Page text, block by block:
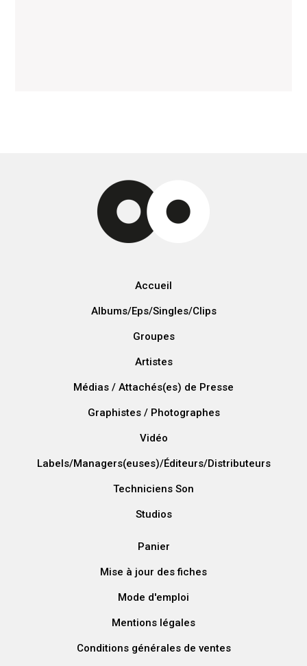
Accueil
Albums/Eps/Singles/Clips
Groupes
Artistes
Médias / Attachés(es) de Presse
Graphistes / Photographes
Vidéo
Labels/Managers(euses)/Éditeurs/Distributeurs
Techniciens Son
Studios
Panier
Mise à jour des fiches
Mode d'emploi
Mentions légales
Conditions générales de ventes